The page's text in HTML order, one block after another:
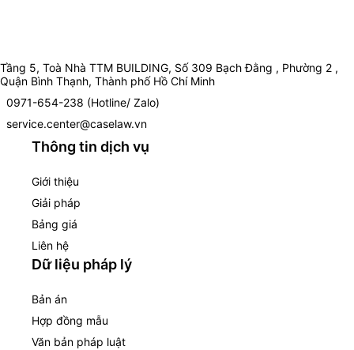
Tầng 5, Toà Nhà TTM BUILDING, Số 309 Bạch Đằng , Phường 2 ,
Quận Bình Thạnh, Thành phố Hồ Chí Minh
0971-654-238 (Hotline/ Zalo)
service.center@caselaw.vn
Thông tin dịch vụ
Giới thiệu
Giải pháp
Bảng giá
Liên hệ
Dữ liệu pháp lý
Bản án
Hợp đồng mẫu
Văn bản pháp luật